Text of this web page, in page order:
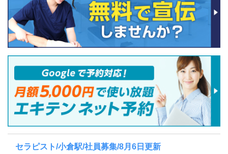
セラピスト/小倉駅/社員募集/8月6日更新